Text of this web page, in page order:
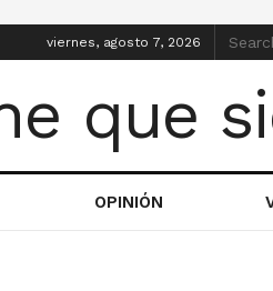
viernes, agosto 7, 2026
OPINIÓN